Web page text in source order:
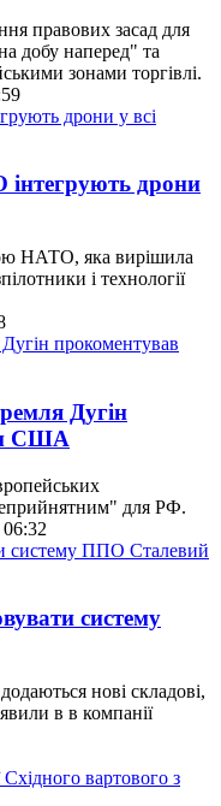
правових засад для
добу наперед" та
зонами торгівлі.
дрони
НАТО, яка вирішила
і технології
Дугін
США
для РФ.
систему
нові складові,
в в компанії